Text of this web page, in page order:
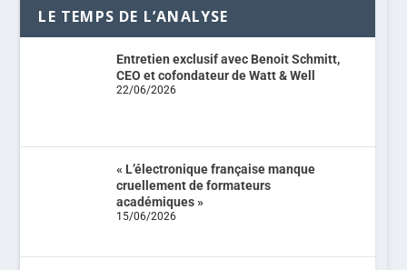
LE TEMPS DE L’ANALYSE
Entretien exclusif avec Benoit Schmitt,
CEO et cofondateur de Watt & Well
22/06/2026
« L’électronique française manque
cruellement de formateurs
académiques »
15/06/2026